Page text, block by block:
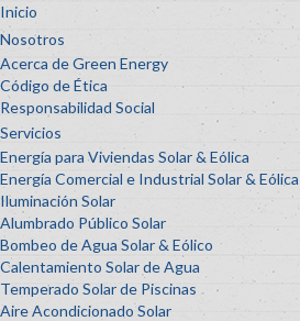
Inicio
Nosotros
Acerca de Green Energy
Código de Ética
Responsabilidad Social
Servicios
Energía para Viviendas Solar & Eólica
Energía Comercial e Industrial Solar & Eólica
Iluminación Solar
Alumbrado Público Solar
Bombeo de Agua Solar & Eólico
Calentamiento Solar de Agua
Temperado Solar de Piscinas
Aire Acondicionado Solar